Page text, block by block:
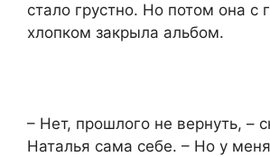
стало грустно. Но потом она с
хлопком закрыла альбом.​
​– Нет, прошлого не вернуть, –
Наталья сама себе. – Но у